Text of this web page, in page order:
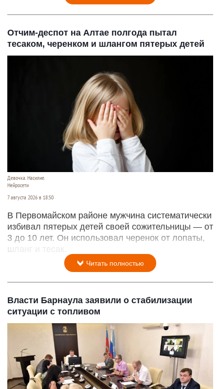
Отчим-деспот на Алтае полгода пытал
тесаком, черенком и шлангом пятерых детей
Девочка. Насилие.
Нейросети
7 августа 2026 в 18:50
В Первомайском районе мужчина систематически
избивал пятерых детей своей сожительницы — от
3 до 10 лет. Он использовал черенок от лопаты,
шланг и тесак.
Читать полностью
Власти Барнаула заявили о стабилизации
ситуации с топливом